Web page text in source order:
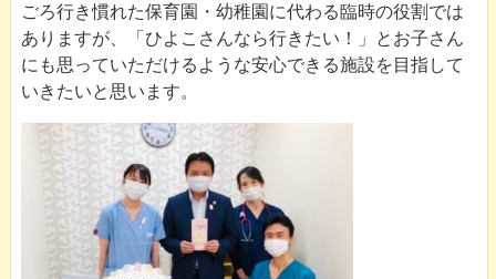
ごろ行き慣れた保育園・幼稚園に代わる臨時の役割では
ありますが、「ひよこさんなら行きたい！」とお子さん
にも思っていただけるような安心できる施設を目指して
いきたいと思います。